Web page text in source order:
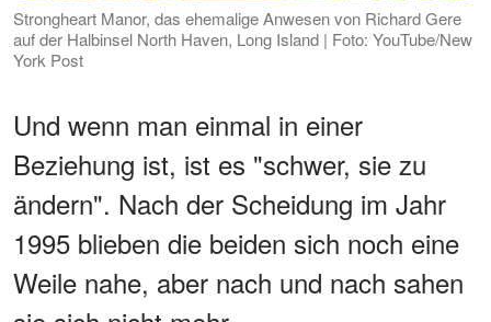
Strongheart Manor, das ehemalige Anwesen von Richard Gere
auf der Halbinsel North Haven, Long Island | Foto: YouTube/New
York Post
Und wenn man einmal in einer
Beziehung ist, ist es "schwer, sie zu
ändern". Nach der Scheidung im Jahr
1995 blieben die beiden sich noch eine
Weile nahe, aber nach und nach sahen